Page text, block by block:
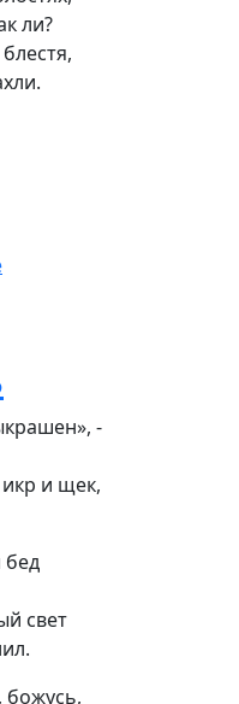
ли?
-
и щек,
бед
свет
божусь,